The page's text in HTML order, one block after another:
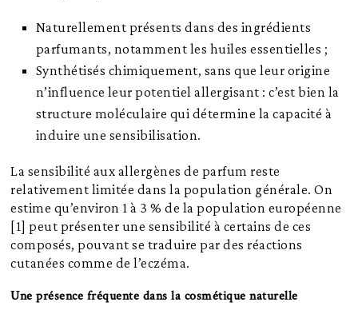
Naturellement présents dans des ingrédients
parfumants, notamment les huiles essentielles ;
Synthétisés chimiquement, sans que leur origine
n’influence leur potentiel allergisant : c’est bien la
structure moléculaire qui détermine la capacité à
induire une sensibilisation.
La sensibilité aux allergènes de parfum reste
relativement limitée dans la population générale. On
estime qu’environ 1 à 3 % de la population européenne
[1] peut présenter une sensibilité à certains de ces
composés, pouvant se traduire par des réactions
cutanées comme de l’eczéma.
Une présence fréquente dans la cosmétique naturelle